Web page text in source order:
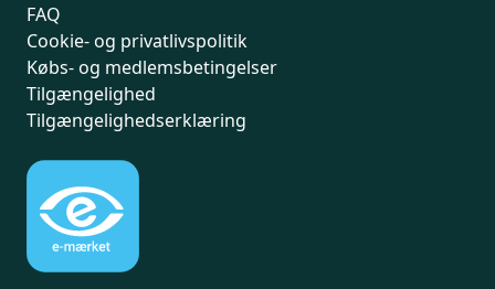
FAQ
Cookie- og privatlivspolitik
Købs- og medlemsbetingelser
Tilgængelighed
Tilgængelighedserklæring